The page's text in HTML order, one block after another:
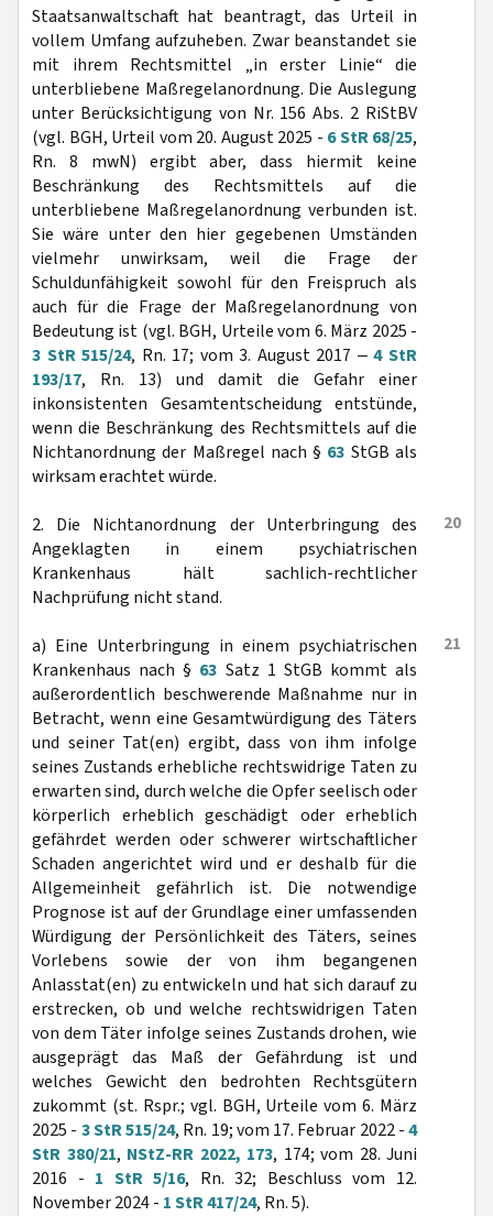
Staatsanwaltschaft hat beantragt, das Urteil in
vollem Umfang aufzuheben. Zwar beanstandet sie
mit ihrem Rechtsmittel „in erster Linie“ die
unterbliebene Maßregelanordnung. Die Auslegung
unter Berücksichtigung von Nr. 156 Abs. 2 RiStBV
(vgl. BGH, Urteil vom 20. August 2025 - 6 StR 68/25,
Rn. 8 mwN) ergibt aber, dass hiermit keine
Beschränkung des Rechtsmittels auf die
unterbliebene Maßregelanordnung verbunden ist.
Sie wäre unter den hier gegebenen Umständen
vielmehr unwirksam, weil die Frage der
Schuldunfähigkeit sowohl für den Freispruch als
auch für die Frage der Maßregelanordnung von
Bedeutung ist (vgl. BGH, Urteile vom 6. März 2025 -
3 StR 515/24, Rn. 17; vom 3. August 2017 ‒4 StR
193/17, Rn. 13) und damit die Gefahr einer
inkonsistenten Gesamtentscheidung entstünde,
wenn die Beschränkung des Rechtsmittels auf die
Nichtanordnung der Maßregel nach § 63 StGB als
wirksam erachtet würde.
20
2. Die Nichtanordnung der Unterbringung des
Angeklagten in einem psychiatrischen
Krankenhaus hält sachlich-rechtlicher
Nachprüfung nicht stand.
21
a) Eine Unterbringung in einem psychiatrischen
Krankenhaus nach § 63 Satz 1 StGB kommt als
außerordentlich beschwerende Maßnahme nur in
Betracht, wenn eine Gesamtwürdigung des Täters
und seiner Tat(en) ergibt, dass von ihm infolge
seines Zustands erhebliche rechtswidrige Taten zu
erwarten sind, durch welche die Opfer seelisch oder
körperlich erheblich geschädigt oder erheblich
gefährdet werden oder schwerer wirtschaftlicher
Schaden angerichtet wird und er deshalb für die
Allgemeinheit gefährlich ist. Die notwendige
Prognose ist auf der Grundlage einer umfassenden
Würdigung der Persönlichkeit des Täters, seines
Vorlebens sowie der von ihm begangenen
Anlasstat(en) zu entwickeln und hat sich darauf zu
erstrecken, ob und welche rechtswidrigen Taten
von dem Täter infolge seines Zustands drohen, wie
ausgeprägt das Maß der Gefährdung ist und
welches Gewicht den bedrohten Rechtsgütern
zukommt (st. Rspr.; vgl. BGH, Urteile vom 6. März
2025 - 3 StR 515/24, Rn. 19; vom 17. Februar 2022 -4
StR 380/21, NStZ-RR 2022, 173, 174; vom 28. Juni
2016 - 1 StR 5/16, Rn. 32; Beschluss vom 12.
November 2024 - 1 StR 417/24, Rn. 5).